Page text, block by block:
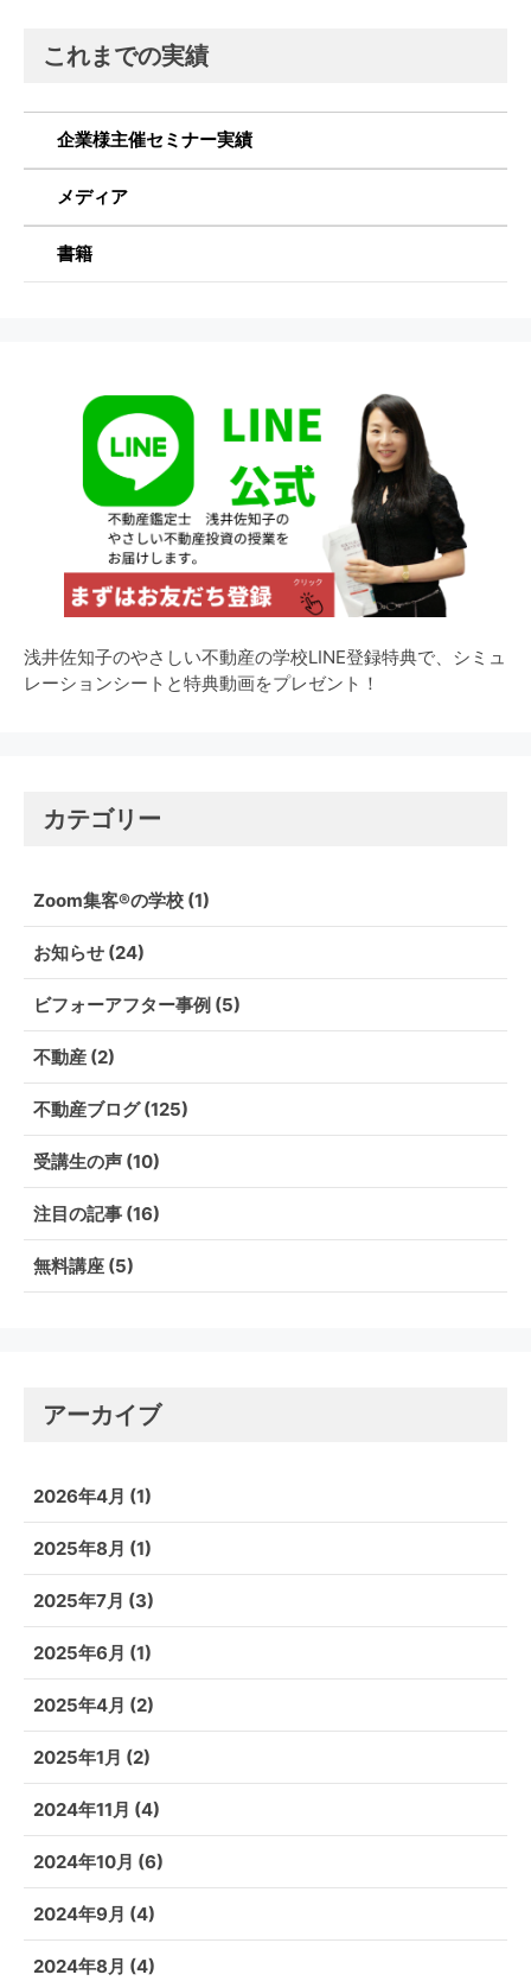
これまでの実績
企業様主催セミナー実績
メディア
書籍
浅井佐知子のやさしい不動産の学校LINE登録特典で、シミュ
レーションシートと特典動画をプレゼント！
カテゴリー
Zoom集客®の学校(1)
お知らせ(24)
ビフォーアフター事例(5)
不動産(2)
不動産ブログ(125)
受講生の声(10)
注目の記事(16)
無料講座(5)
アーカイブ
2026年4月 (1)
2025年8月 (1)
2025年7月 (3)
2025年6月 (1)
2025年4月 (2)
2025年1月 (2)
2024年11月 (4)
2024年10月 (6)
2024年9月 (4)
2024年8月 (4)